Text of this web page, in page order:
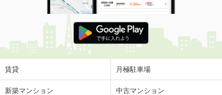
愛媛県西条市丹原町長野
価 格
590万円
住 所
愛媛県西条市丹原町長野
用途地域 無指定
1388.88m²
賃貸 月極駐車場
新築マンション 中古マンション